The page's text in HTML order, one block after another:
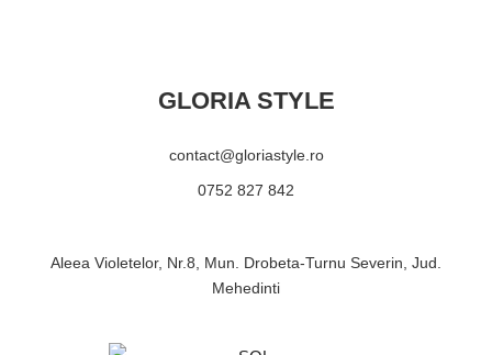
GLORIA STYLE
contact@gloriastyle.ro
0752 827 842
Aleea Violetelor, Nr.8, Mun. Drobeta-Turnu Severin, Jud.
Mehedinti